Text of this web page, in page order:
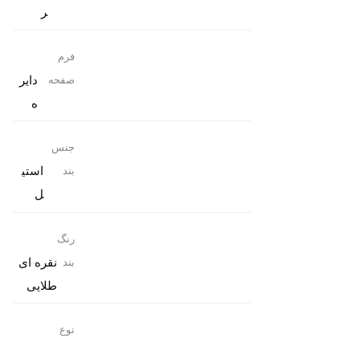
ر
فرم
صفحه
دایر
ه
جنس
بند
استی
ل
رنگ
بند
نقره ای
طلایی
نوع